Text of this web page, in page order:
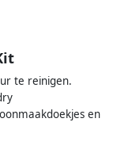
te reinigen.
en